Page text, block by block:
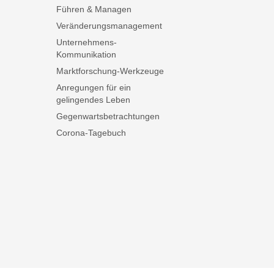
Führen & Managen
Veränderungsmanagement
Unternehmens-
Kommunikation
Marktforschung-Werkzeuge
Anregungen für ein
gelingendes Leben
Gegenwartsbetrachtungen
Corona-Tagebuch